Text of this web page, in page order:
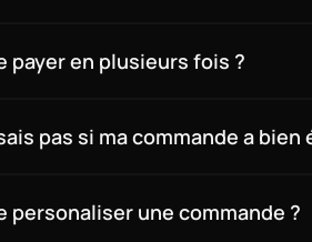
payer en plusieurs fois ?
pas si ma commande a
personaliser une commande ?